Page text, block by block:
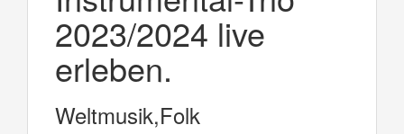
2023/2024 live
erleben.
Weltmusik,Folk